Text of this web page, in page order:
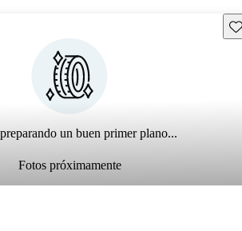
preparando un buen primer plano...
Fotos próximamente